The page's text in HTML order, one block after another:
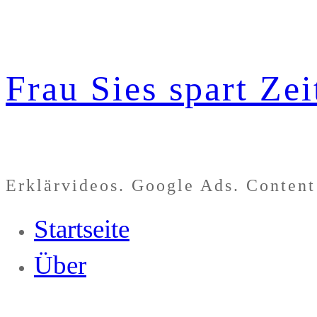
springen
Frau Sies spart
Erklärvideos. Google Ads. Content
Startseite
Über